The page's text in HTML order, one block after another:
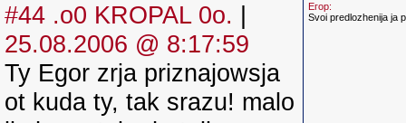
#44 .o0 KROPAL 0o. |
25.08.2006 @ 8:17:59
Ty Egor zrja priznajowsja
ot kuda ty, tak srazu! malo
Егор:
Svoi predlozhenija ja